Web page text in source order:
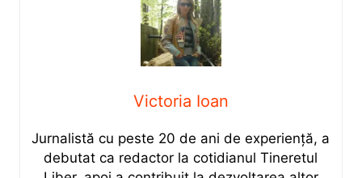
Victoria Ioan
Jurnalistă cu peste 20 de ani de experiență, a
debutat ca redactor la cotidianul Tineretul